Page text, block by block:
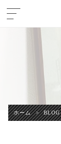
ホーム > BLOG